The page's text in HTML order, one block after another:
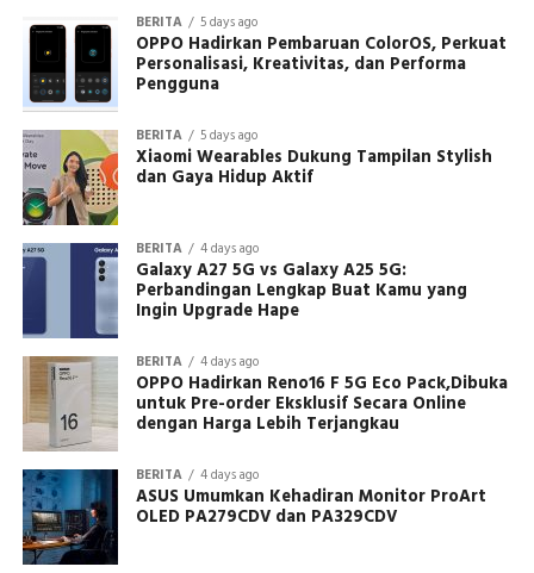
BERITA 5 days ago
OPPO Hadirkan Pembaruan ColorOS, Perkuat
Personalisasi, Kreativitas, dan Performa
Pengguna
BERITA 5 days ago
Xiaomi Wearables Dukung Tampilan Stylish
dan Gaya Hidup Aktif
BERITA 4 days ago
Galaxy A27 5G vs Galaxy A25 5G:
Perbandingan Lengkap Buat Kamu yang
Ingin Upgrade Hape
BERITA 4 days ago
OPPO Hadirkan Reno16 F 5G Eco Pack,Dibuka
untuk Pre-order Eksklusif Secara Online
dengan Harga Lebih Terjangkau
BERITA 4 days ago
ASUS Umumkan Kehadiran Monitor ProArt
OLED PA279CDV dan PA329CDV